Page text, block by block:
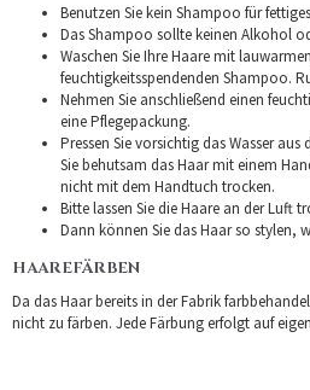
Benutzen Sie kein Shampoo für
Das Shampoo sollte keinen Alkohol
Waschen Sie Ihre Haare mit
feuchtigkeitsspendenden Shampoo.
Nehmen Sie anschließend einen
eine Pflegepackung.
Pressen Sie vorsichtig das Wasser
Sie behutsam das Haar mit einem
nicht mit dem Handtuch trocken.
Bitte lassen Sie die Haare an der Luft
Dann können Sie das Haar so stylen,
HAAREFÄRBEN
Da das Haar bereits in der Fabrik
nicht zu färben. Jede Färbung erfolgt auf